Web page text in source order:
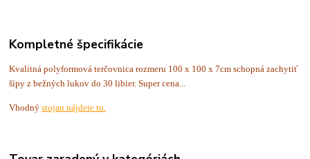
Kompletné špecifikácie
Kvalitná polyformová terčovnica rozmeru 100 x 100 x 7cm schopná zachytiť
šípy z bežných lukov do 30 libier. Super cena...
Vhodnýstojan nájdete tu.